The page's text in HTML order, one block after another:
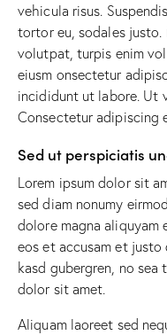
vehicula risus.
tortor eu, sodales
volutpat, turpis enim
eiusm onsectetur
incididunt ut labore. Ut
Consectetur adipiscing
Sed ut perspiciatis
Lorem ipsum dolor sit
sed diam nonumy
dolore magna aliquyam
eos et accusam et
kasd gubergren, no sea
dolor sit amet.
Aliquam laoreet sed